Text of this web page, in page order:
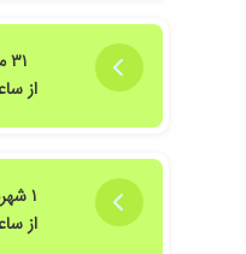
۳۱ مرداد (شنبه)
از ساعت
۱ شهریور (یکشنبه)
از ساعت